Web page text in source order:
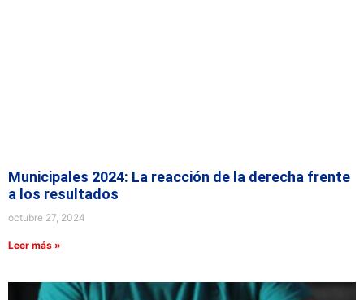
Municipales 2024: La reacción de la derecha frente
a los resultados
octubre 27, 2024
Leer más »